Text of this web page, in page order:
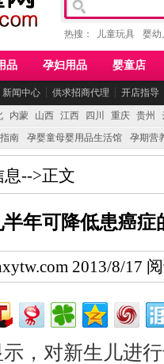
热搜： 儿童玩具 婴幼
品 孕妇用品 婴童店
新闻中心 ┆ 供求招商代理 ┆ 开店指导
内蒙 山西 江西 四川 重庆 贵州
南 孕婴童母婴用品生活馆 孕期营
-->正文
半年可降低患癌症
2013/8/17
对新生儿进行